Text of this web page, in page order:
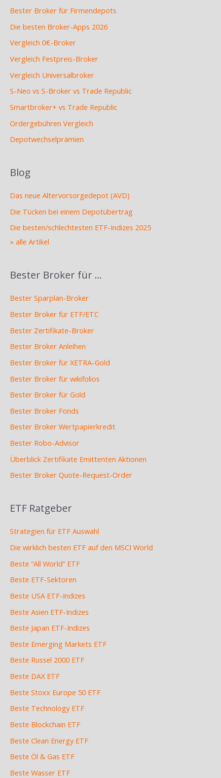
Bester Broker für Firmendepots
Die besten Broker-Apps 2026
Vergleich 0€-Broker
Vergleich Festpreis-Broker
Vergleich Universalbroker
S-Neo vs S-Broker vs Trade Republic
Smartbroker+ vs Trade Republic
Ordergebühren Vergleich
Depotwechselprämien
Blog
Das neue Altervorsorgedepot (AVD)
Die Tücken bei einem Depotübertrag
Die besten/schlechtesten ETF-Indizes 2025
» alle Artikel
Bester Broker für …
Bester Sparplan-Broker
Bester Broker für ETF/ETC
Bester Zertifikate-Broker
Bester Broker Anleihen
Bester Broker für XETRA-Gold
Bester Broker für wikifolios
Bester Broker für Gold
Bester Broker Fonds
Bester Broker Wertpapierkredit
Bester Robo-Advisor
Überblick Zertifikate Emittenten Aktionen
Bester Broker Quote-Request-Order
ETF Ratgeber
Strategien für ETF Auswahl
Die wirklich besten ETF auf den MSCI World
Beste “All World” ETF
Beste ETF-Sektoren
Beste USA ETF-Indizes
Beste Asien ETF-Indizes
Beste Japan ETF-Indizes
Beste Emerging Markets ETF
Beste Russel 2000 ETF
Beste DAX ETF
Beste Stoxx Europe 50 ETF
Beste Technology ETF
Beste Blockchain ETF
Beste Clean Energy ETF
Beste Öl & Gas ETF
Beste Wasser ETF